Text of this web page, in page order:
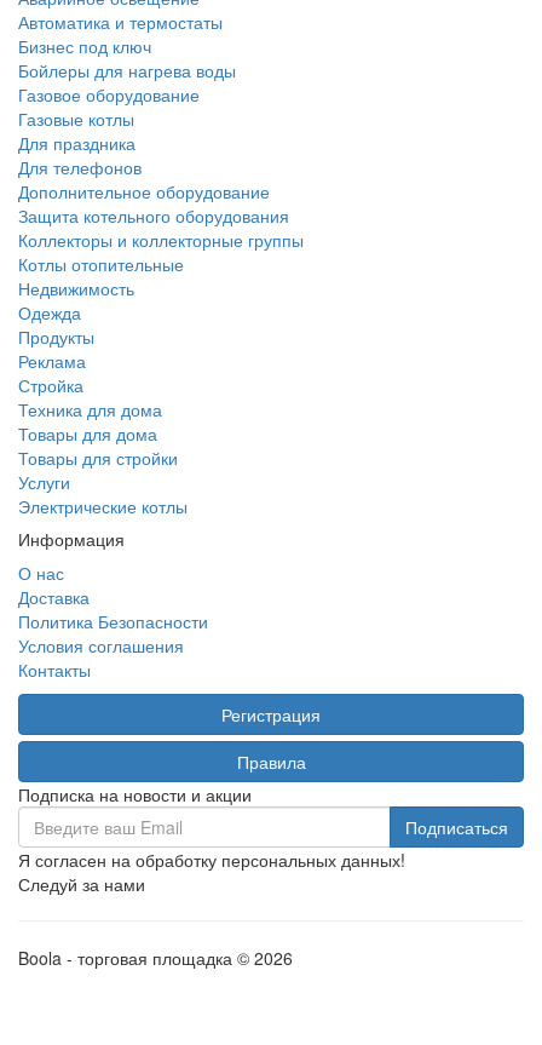
Автоматика и термостаты
Бизнес под ключ
Бойлеры для нагрева воды
Газовое оборудование
Газовые котлы
Для праздника
Для телефонов
Дополнительное оборудование
Защита котельного оборудования
Коллекторы и коллекторные группы
Котлы отопительные
Недвижимость
Одежда
Продукты
Реклама
Стройка
Техника для дома
Товары для дома
Товары для стройки
Услуги
Электрические котлы
Информация
О нас
Доставка
Политика Безопасности
Условия соглашения
Контакты
Регистрация
Правила
Подписка на новости и акции
Я согласен на обработку персональных данных!
Следуй за нами
Boola - торговая площадка © 2026